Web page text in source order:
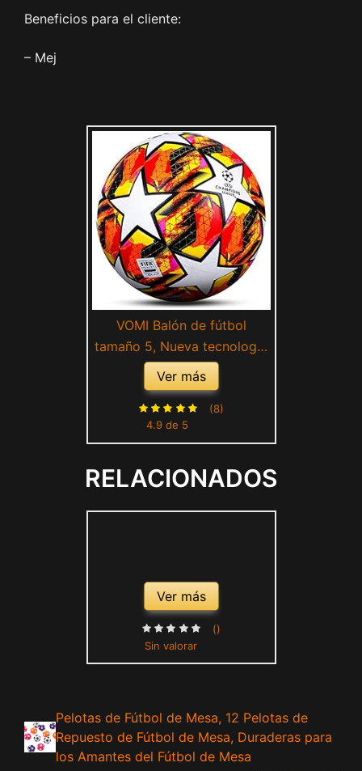
Beneficios para el cliente:
– Mej
VOMI Balón de fútbol
tamaño 5, Nueva tecnología
súper Dual térmica, Equipo
Profesional de Club para
Interiores y Exteriores,
Pelota de fútbol
Adultos/niños, E
Ver más
4.9 de 5
(8)
RELACIONADOS
Ver más
Sin valorar
()
Pelotas de Fútbol de Mesa, 12 Pelotas de
Repuesto de Fútbol de Mesa, Duraderas para
los Amantes del Fútbol de Mesa